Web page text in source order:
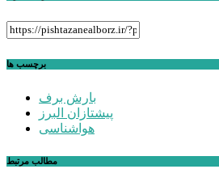
برچسب ها
بارش برف
پیشتازان البرز
هواشناسی
مطالب مرتبط